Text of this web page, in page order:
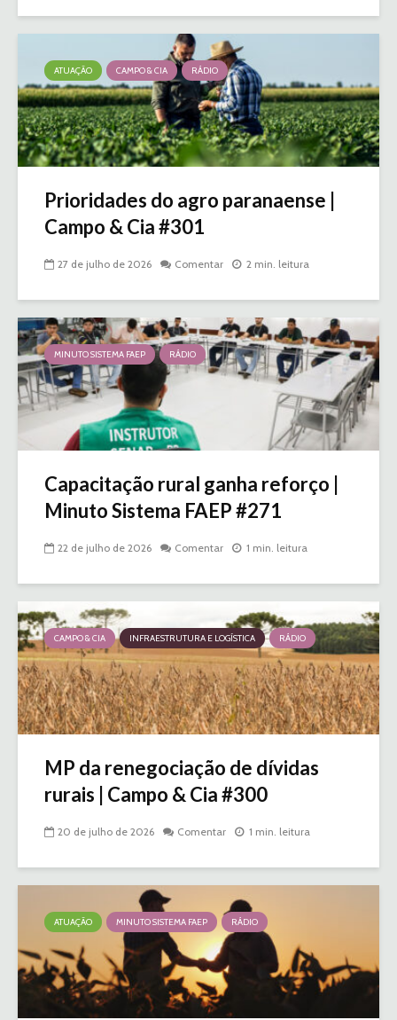
ATUAÇÃO CAMPO & CIA RÁDIO
Prioridades do agro paranaense |
Campo & Cia #301
27 de julho de 2026 Comentar 2 min. leitura
MINUTO SISTEMA FAEP RÁDIO
Capacitação rural ganha reforço |
Minuto Sistema FAEP #271
22 de julho de 2026 Comentar 1 min. leitura
CAMPO & CIA INFRAESTRUTURA E LOGÍSTICA RÁDIO
MP da renegociação de dívidas
rurais | Campo & Cia #300
20 de julho de 2026 Comentar 1 min. leitura
ATUAÇÃO MINUTO SISTEMA FAEP RÁDIO